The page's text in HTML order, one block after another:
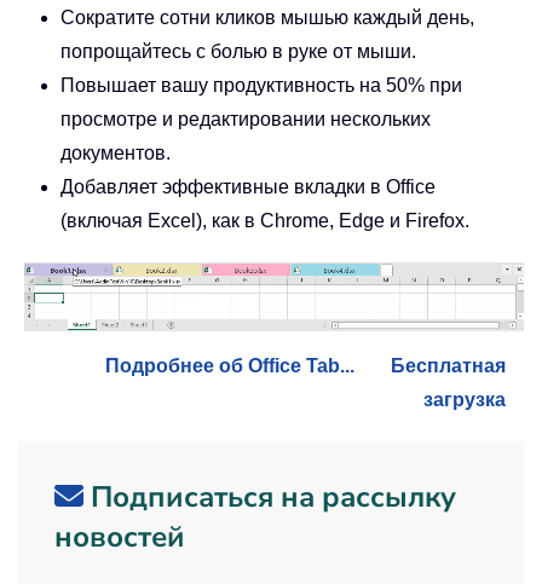
Сократите сотни кликов мышью каждый день,
попрощайтесь с болью в руке от мыши.
Повышает вашу продуктивность на 50% при
просмотре и редактировании нескольких
документов.
Добавляет эффективные вкладки в Office
(включая Excel), как в Chrome, Edge и Firefox.
Подробнее об Office Tab...
Бесплатная
загрузка
Подписаться на рассылку
новостей